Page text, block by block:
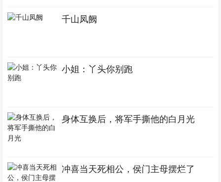
千山凤阙
小姐：丫头你别跑
身体互换后，将军手撕他的白月光
冲喜当天死相公，侯门主母摆烂了